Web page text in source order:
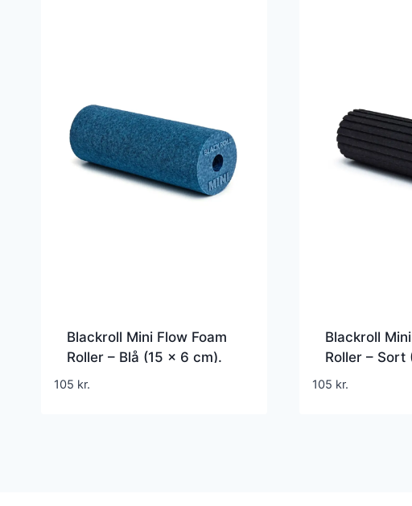
Blackroll Mini Flow Foam
Roller – Blå (15 x 6 cm).
Specialudviklet og
105 kr.
Blackroll
Roller – Sort
105 kr.